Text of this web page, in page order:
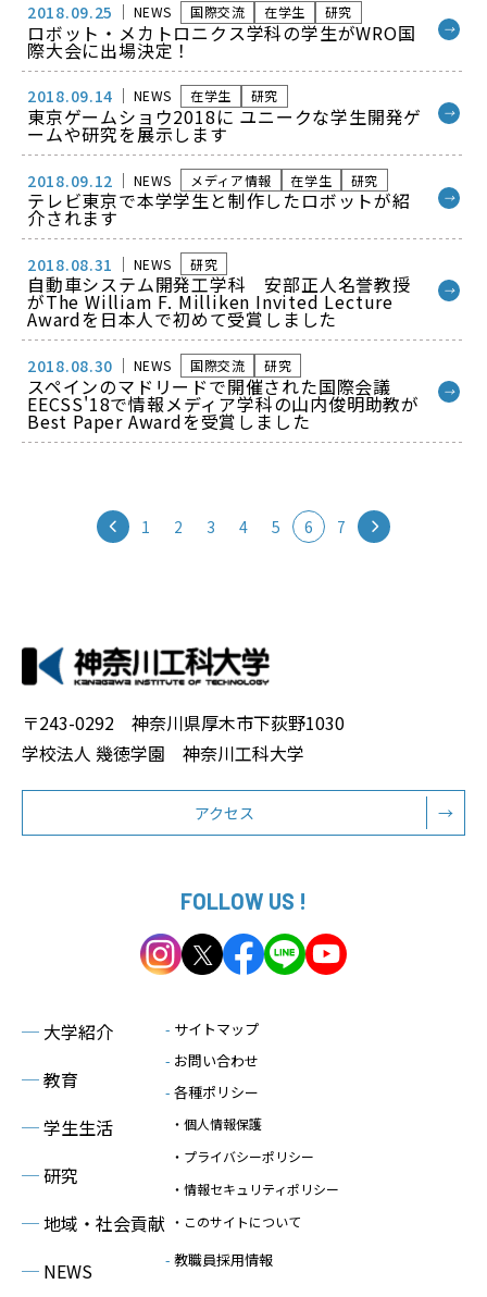
2018.09.25 NEWS 国際交流 在学生 研究
ロボット・メカトロニクス学科の学生がWRO国
際大会に出場決定！
→
2018.09.14 NEWS 在学生 研究
東京ゲームショウ2018に ユニークな学生開発ゲ
ームや研究を展示します
→
2018.09.12 NEWS メディア情報 在学生 研究
テレビ東京で本学学生と制作したロボットが紹
介されます
→
2018.08.31 NEWS 研究
自動車システム開発工学科 安部正人名誉教授
がThe William F. Milliken Invited Lecture
Awardを日本人で初めて受賞しました
→
2018.08.30 NEWS 国際交流 研究
スペインのマドリードで開催された国際会議
EECSS'18で情報メディア学科の山内俊明助教が
Best Paper Awardを受賞しました
→
1 2 3 4 5 6 7
〒243-0292 神奈川県厚木市下荻野1030
学校法人 幾徳学園 神奈川工科大学
アクセス →
FOLLOW US !
─ 大学紹介
─教育
─学生生活
─研究
─地域・社会貢献
─ NEWS
- サイトマップ
- お問い合わせ
- 各種ポリシー
・個人情報保護
・プライバシーポリシー
・情報セキュリティポリシー
・このサイトについて
- 教職員採用情報